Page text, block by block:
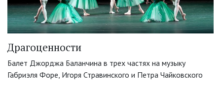
Драгоценности
Балет Джорджа Баланчина в трех частях на музыку
Габриэля Форе, Игоря Стравинского и Петра Чайковского